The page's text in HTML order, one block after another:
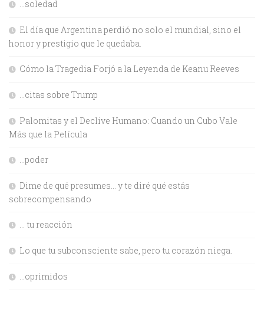
…soledad
El día que Argentina perdió no solo el mundial, sino el
honor y prestigio que le quedaba.
Cómo la Tragedia Forjó a la Leyenda de Keanu Reeves
…citas sobre Trump
Palomitas y el Declive Humano: Cuando un Cubo Vale
Más que la Película
…poder
Dime de qué presumes… y te diré qué estás
sobrecompensando
… tu reacción
Lo que tu subconsciente sabe, pero tu corazón niega.
…oprimidos